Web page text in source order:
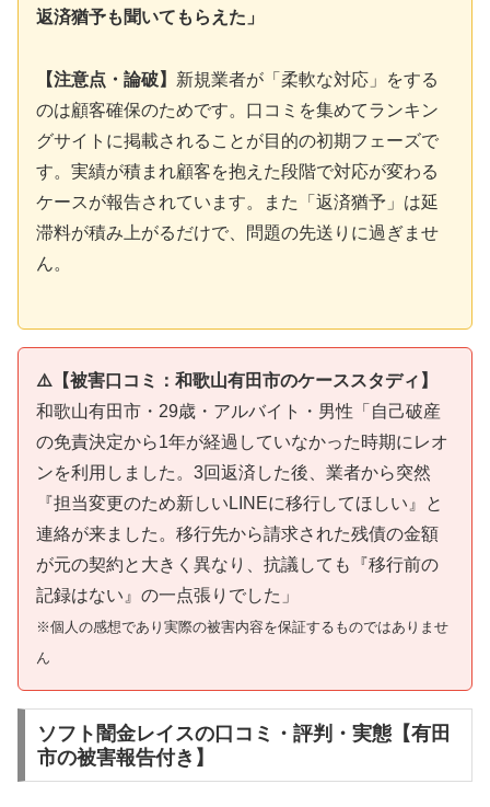
返済猶予も聞いてもらえた」
【注意点・論破】 新規業者が「柔軟な対応」をする
のは顧客確保のためです。口コミを集めてランキン
グサイトに掲載されることが目的の初期フェーズで
す。実績が積まれ顧客を抱えた段階で対応が変わる
ケースが報告されています。また「返済猶予」は延
滞料が積み上がるだけで、問題の先送りに過ぎませ
ん。
⚠️【被害口コミ：和歌山有田市のケーススタディ】
和歌山有田市・29歳・アルバイト・男性「自己破産
の免責決定から1年が経過していなかった時期にレオ
ンを利用しました。3回返済した後、業者から突然
『担当変更のため新しいLINEに移行してほしい』と
連絡が来ました。移行先から請求された残債の金額
が元の契約と大きく異なり、抗議しても『移行前の
記録はない』の一点張りでした」
※個人の感想であり実際の被害内容を保証するものではありませ
ん
ソフト闇金レイスの口コミ・評判・実態【有田
市の被害報告付き】